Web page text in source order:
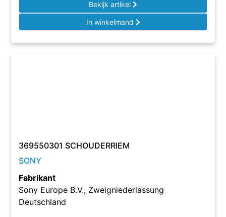
Bekijk artikel
In winkelmand
369550301 SCHOUDERRIEM
SONY
Fabrikant
Sony Europe B.V., Zweigniederlassung
Deutschland